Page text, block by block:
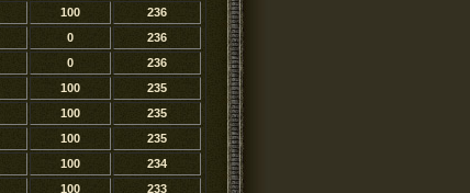
100
236
0
236
0
236
100
235
100
235
100
235
100
234
100
233